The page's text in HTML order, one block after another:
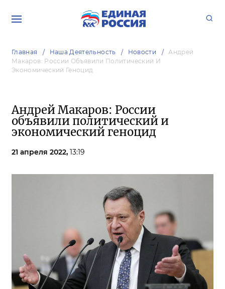
Главная Наша Деятельность Новости
Андрей
Макаров: России Объявили Политический И
Экономический Геноцид
Андрей Макаров: России
объявили политический и
экономический геноцид
21 апреля 2022, 13:19